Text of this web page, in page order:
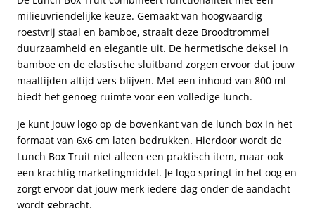
milieuvriendelijke keuze. Gemaakt van hoogwaardig
roestvrij staal en bamboe, straalt deze Broodtrommel
duurzaamheid en elegantie uit. De hermetische deksel in
bamboe en de elastische sluitband zorgen ervoor dat jouw
maaltijden altijd vers blijven. Met een inhoud van 800 ml
biedt het genoeg ruimte voor een volledige lunch.
Je kunt jouw logo op de bovenkant van de lunch box in het
formaat van 6x6 cm laten bedrukken. Hierdoor wordt de
Lunch Box Truit niet alleen een praktisch item, maar ook
een krachtig marketingmiddel. Je logo springt in het oog en
zorgt ervoor dat jouw merk iedere dag onder de aandacht
wordt gebracht.